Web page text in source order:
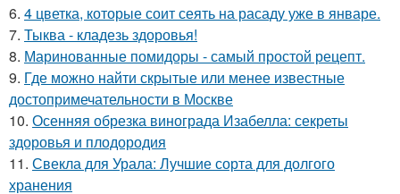
6. 4 цветка, которые соит сеять на расаду уже в январе.
7. Тыква - кладезь здоровья!
8. Маринованные помидоры - самый простой рецепт.
9. Где можно найти скрытые или менее известные
достопримечательности в Москве
10. Осенняя обрезка винограда Изабелла: секреты
здоровья и плодородия
11. Свекла для Урала: Лучшие сорта для долгого
хранения